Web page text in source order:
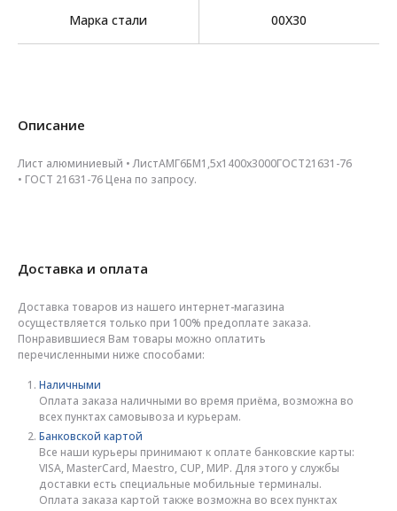
Марка стали 00Х30
Описание
Лист алюминиевый • ЛистАМГ6БМ1,5х1400х3000ГОСТ21631-76
• ГОСТ 21631-76 Цена по запросу.
Доставка и оплата
Доставка товаров из нашего интернет-магазина
осуществляется только при 100% предоплате заказа.
Понравившиеся Вам товары можно оплатить
перечисленными ниже способами:
Наличными
Оплата заказа наличными во время приёма, возможна во
всех пунктах самовывоза и курьерам.
Банковской картой
Все наши курьеры принимают к оплате банковские карты:
VISA, MasterCard, Maestro, CUP, МИР. Для этого у службы
доставки есть специальные мобильные терминалы.
Оплата заказа картой также возможна во всех пунктах